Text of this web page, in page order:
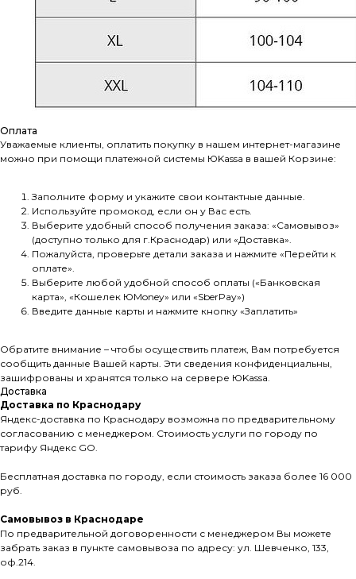
Оплата
Уважаемые клиенты, оплатить покупку в нашем интернет-магазине
можно при помощи платежной системы ЮKassа в вашей Корзине:
Заполните форму и укажите свои контактные данные.
Используйте промокод, если он у Вас есть.
Выберите удобный способ получения заказа: «Самовывоз»
(доступно только для г.Краснодар) или «Доставка».
Пожалуйста, проверьте детали заказа и нажмите «Перейти к
оплате».
Выберите любой удобной способ оплаты («Банковская
карта», «Кошелек ЮMoney» или «SberPay»)
Введите данные карты и нажмите кнопку «Заплатить»
Обратите внимание – чтобы осуществить платеж, Вам потребуется
сообщить данные Вашей карты. Эти сведения конфиденциальны,
зашифрованы и хранятся только на сервере ЮKassа.
Доставка
Доставка по Краснодару
Яндекс-доставка по Краснодару возможна по предварительному
согласованию с менеджером. Стоимость услуги по городу по
тарифу Яндекс GO.
Бесплатная доставка по городу, если стоимость заказа более 16 000
руб.
Самовывоз в Краснодаре
По предварительной договоренности с менеджером Вы можете
забрать заказ в пункте самовывоза по адресу: ул. Шевченко, 133,
оф.214.